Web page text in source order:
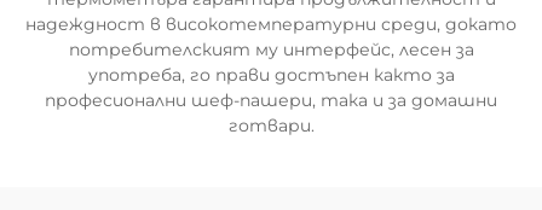
надеждност в високотемпературни среди, докато
потребителският му интерфейс, лесен за
употреба, го прави достъпен както за
професионални шеф-пашери, така и за домашни
готвари.